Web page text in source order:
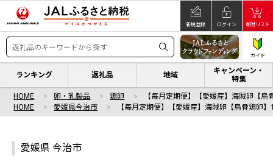
新規登録 ログイン 寄附リスト
ガイド
ランキング 返礼品 地域
キャンペーン・
特集
HOME 卵・乳製品 鶏卵
【毎月定期便】【愛媛産】海賊卵【
HOME
愛媛県今治市 【毎月定期便】【愛媛産】海賊卵【烏骨鶏卵
愛媛県 今治市